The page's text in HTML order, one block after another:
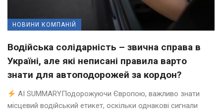
НОВИНИ КОМПАНІЙ
Водійська солідарність – звична справа в
Україні, але які неписані правила варто
знати для автоподорожей за кордон?
AI SUMMARYПодорожуючи Європою, важливо знати
місцевий водійський етикет, оскільки однакові сигнали